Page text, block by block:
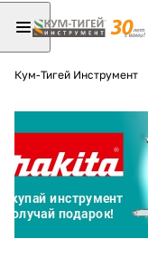
Кум-Тигей Инструмент
Разбейте
оплатуна
без